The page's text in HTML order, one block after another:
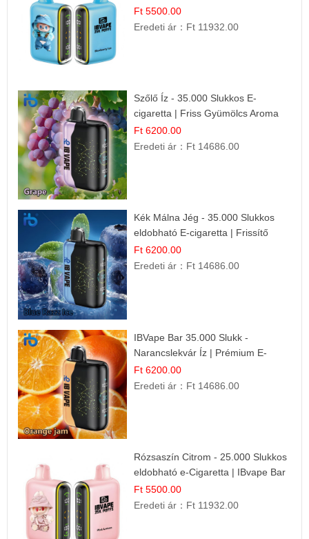
Desszert Íz
Ft 5500.00
Eredeti ár： Ft 11932.00
Szőlő Íz - 35.000 Slukkos E-
cigaretta | Friss Gyümölcs Aroma
Ft 6200.00
Eredeti ár： Ft 14686.00
Kék Málna Jég - 35.000 Slukkos
eldobható E-cigaretta | Frissítő
Ízélmény
Ft 6200.00
Eredeti ár： Ft 14686.00
IBVape Bar 35.000 Slukk -
Narancslekvár Íz | Prémium E-
cigaretta
Ft 6200.00
Eredeti ár： Ft 14686.00
Rózsaszín Citrom - 25.000 Slukkos
eldobható e-Cigaretta | IBvape Bar
Ft 5500.00
Eredeti ár： Ft 11932.00